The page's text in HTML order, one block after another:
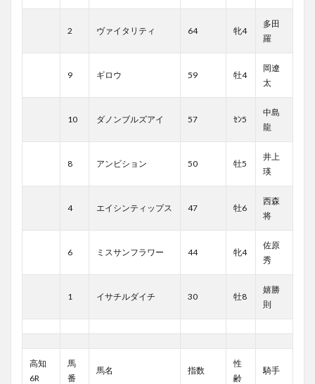
2 ヴァイタリティ 64 牝4
多田
羅
9 ギロウ 59 牡4
岡遼
太
10 ダノンブルズアイ 57 ｾﾝ5
中島
龍
8 アンビション 50 牡5
井上
瑛
4 エイシンティップス 47 牡6
西森
将
6 ミスサンフラワー 44 牝4
佐原
秀
1 イサチルダイチ 30 牡8
嬉勝
則
高知
6R
馬
番
馬名 指数
性
齢
騎手